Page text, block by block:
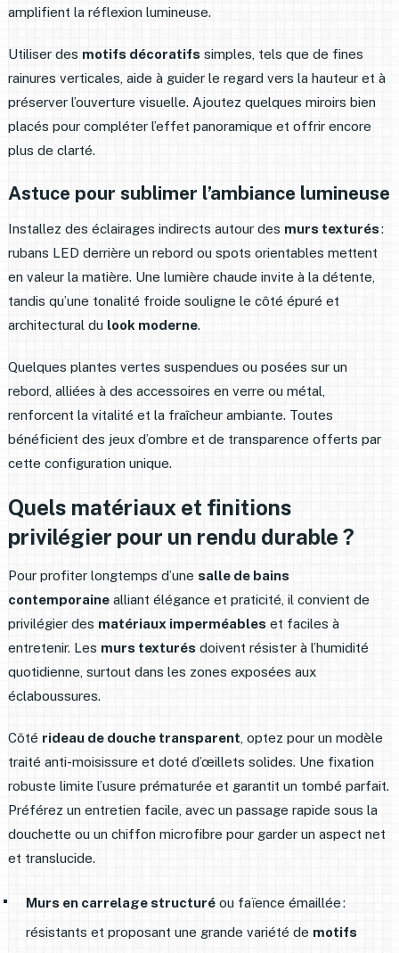
amplifient la réflexion lumineuse.
Utiliser des motifs décoratifssimples, tels que de fines
rainures verticales, aide à guider le regard vers la hauteur et à
préserver l’ouverture visuelle. Ajoutez quelques miroirs bien
placés pour compléter l’effet panoramique et offrir encore
plus de clarté.
Astuce pour sublimer l’ambiance lumineuse
Installez des éclairages indirects autour des murs texturés:
rubans LED derrière un rebord ou spots orientables mettent
en valeur la matière. Une lumière chaude invite à la détente,
tandis qu’une tonalité froide souligne le côté épuré et
architectural du look moderne.
Quelques plantes vertes suspendues ou posées sur un
rebord, alliées à des accessoires en verre ou métal,
renforcent la vitalité et la fraîcheur ambiante. Toutes
bénéficient des jeux d’ombre et de transparence offerts par
cette configuration unique.
Quels matériaux et finitions
privilégier pour un rendu durable ?
Pour profiter longtemps d’une salle de bains
contemporainealliant élégance et praticité, il convient de
privilégier des matériaux imperméableset faciles à
entretenir. Les murs texturés doivent résister à l’humidité
quotidienne, surtout dans les zones exposées aux
éclaboussures.
Côté rideau de douche transparent, optez pour un modèle
traité anti-moisissure et doté d’œillets solides. Une fixation
robuste limite l’usure prématurée et garantit un tombé parfait.
Préférez un entretien facile, avec un passage rapide sous la
douchette ou un chiffon microfibre pour garder un aspect net
et translucide.
Murs en carrelage structuréou faïence émaillée :
résistants et proposant une grande variété de motifs